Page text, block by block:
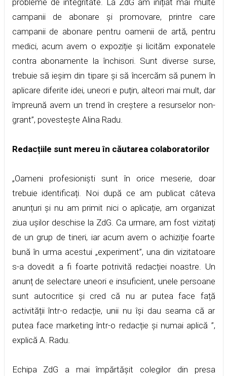
campanii de abonare și promovare, printre care
campanii de abonare pentru oamenii de artă, pentru
medici, acum avem o expoziție și licităm exponatele
contra abonamente la închisori. Sunt diverse surse,
trebuie să ieșim din tipare și să încercăm să punem în
aplicare diferite idei, uneori e puțin, alteori mai mult, dar
împreună avem un trend în creștere a resurselor non-
grant”, povestește Alina Radu.
Redacțiile sunt mereu în căutarea colaboratorilor
„Oameni profesioniști sunt în orice meserie, doar
trebuie identificați. Noi după ce am publicat câteva
anunțuri și nu am primit nici o aplicație, am organizat
ziua ușilor deschise la ZdG. Ca urmare, am fost vizitați
de un grup de tineri, iar acum avem o achiziție foarte
bună în urma acestui „experiment”, una din vizitatoare
s-a dovedit a fi foarte potrivită redacției noastre. Un
anunț de selectare uneori e insuficient, unele persoane
sunt autocritice și cred că nu ar putea face față
activității într-o redacție, unii nu își dau seama că ar
putea face marketing într-o redacție și numai aplică ”,
explică A. Radu.
Echipa ZdG a mai împărtășit colegilor din presa